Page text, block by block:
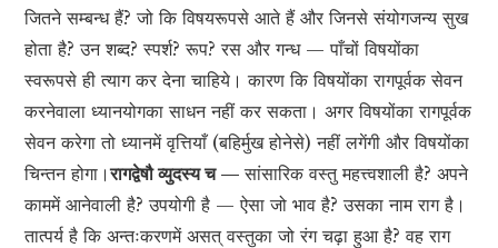
जितने सम्बन्ध हैं? जो कि विषयरूपसे आते हैं और जिनसे संयोगजन्य सुख
होता है? उन शब्द? स्पर्श? रूप? रस और गन्ध — पाँचों विषयोंका
स्वरूपसे ही त्याग कर देना चाहिये। कारण कि विषयोंका रागपूर्वक सेवन
करनेवाला ध्यानयोगका साधन नहीं कर सकता। अगर विषयोंका रागपूर्वक
सेवन करेगा तो ध्यानमें वृत्तियाँ (बहिर्मुख होनेसे) नहीं लगेंगी और विषयोंका
चिन्तन होगा।रागद्वेषौ व्युदस्य च —सांसारिक वस्तु महत्त्वशाली है? अपने
काममें आनेवाली है? उपयोगी है — ऐसा जो भाव है? उसका नाम राग है।
तात्पर्य है कि अन्तःकरणमें असत् वस्तुका जो रंग चढ़ा हुआ है? वह राग